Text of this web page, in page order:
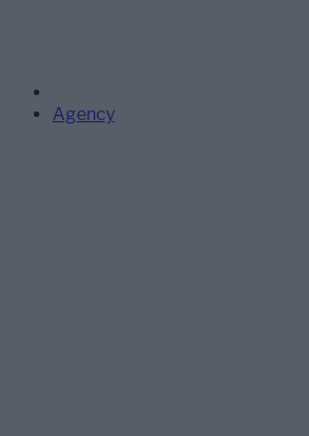
Agency